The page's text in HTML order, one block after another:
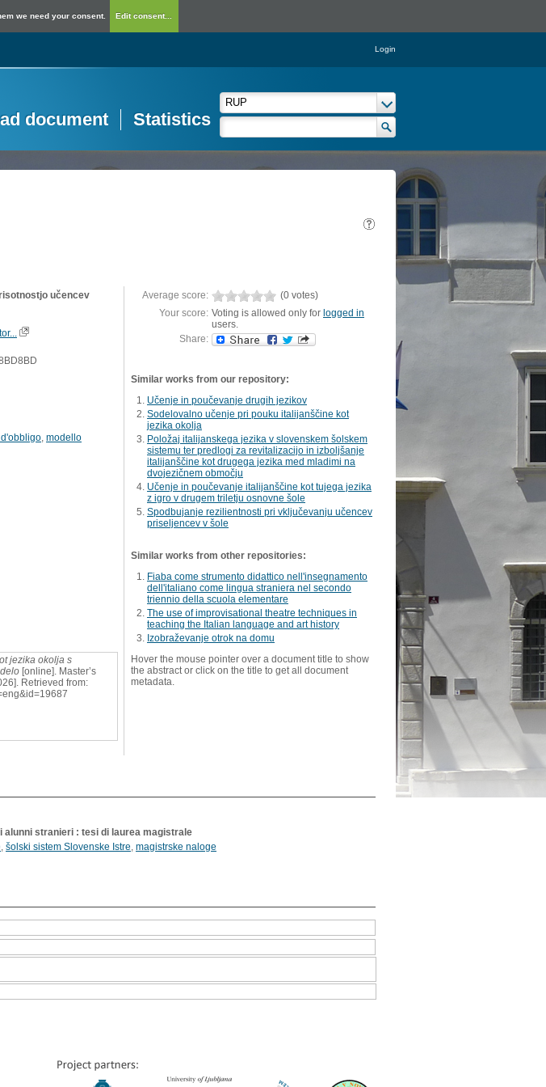
we need your consent. Edit consent...
Login
document Statistics
učencev
modello
jezika okolja s
[online]. Master’s
Retrieved from:
Average score:
(0 votes)
Your score: Voting is allowed only for logged in
users.
Share:
Similar works from our repository:
Učenje in poučevanje drugih jezikov
Sodelovalno učenje pri pouku italijanščine kot
jezika okolja
Položaj italijanskega jezika v slovenskem šolskem
sistemu ter predlogi za revitalizacijo in izboljšanje
italijanščine kot drugega jezika med mladimi na
dvojezičnem območju
Učenje in poučevanje italijanščine kot tujega jezika
z igro v drugem triletju osnovne šole
Spodbujanje rezilientnosti pri vključevanju učencev
priseljencev v šole
Similar works from other repositories:
Fiaba come strumento didattico nell'insegnamento
dell'italiano come lingua straniera nel secondo
triennio della scuola elementare
The use of improvisational theatre techniques in
teaching the Italian language and art history
Izobraževanje otrok na domu
Hover the mouse pointer over a document title to show
the abstract or click on the title to get all document
metadata.
alunni stranieri : tesi di laurea magistrale
, šolski sistem Slovenske Istre, magistrske naloge